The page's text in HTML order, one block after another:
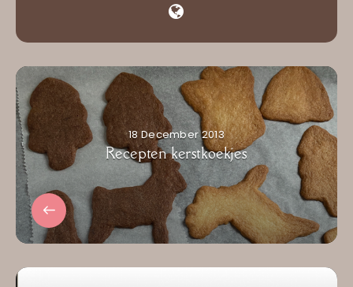
18 December 2013
Recepten kerstkoekjes